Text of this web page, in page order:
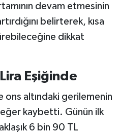
devam etmesinin
belirterek, kısa
dikkat
Eşiğinde
altındaki gerilemenin
kaybetti. Günün ilk
6 bin 90 TL